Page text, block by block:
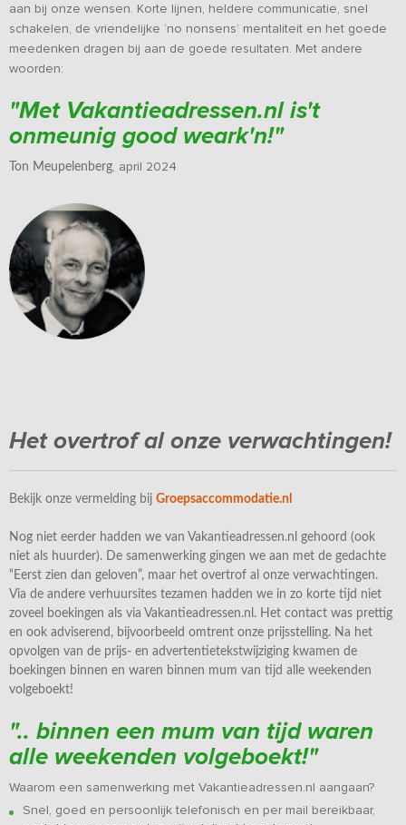
aan bij onze wensen. Korte lijnen, heldere communicatie, snel
schakelen, de vriendelijke ‘no nonsens’ mentaliteit en het goede
meedenken dragen bij aan de goede resultaten. Met andere
woorden:
"Met Vakantieadressen.nl is't
onmeunig good weark'n!"
Ton Meupelenberg, april 2024
Het overtrof al onze verwachtingen!
Bekijk onze vermelding bij Groepsaccommodatie.nl
Nog niet eerder hadden we van Vakantieadressen.nl gehoord (ook
niet als huurder). De samenwerking gingen we aan met de gedachte
“Eerst zien dan geloven”, maar het overtrof al onze verwachtingen.
Via de andere verhuursites tezamen hadden we in zo korte tijd niet
zoveel boekingen als via Vakantieadressen.nl. Het contact was prettig
en ook adviserend, bijvoorbeeld omtrent onze prijsstelling. Na het
opvolgen van de prijs- en advertentietekstwijziging kwamen de
boekingen binnen en waren binnen mum van tijd alle weekenden
volgeboekt!
".. binnen een mum van tijd waren
alle weekenden volgeboekt!"
Waarom een samenwerking met Vakantieadressen.nl aangaan?
Snel, goed en persoonlijk telefonisch en per mail bereikbaar,